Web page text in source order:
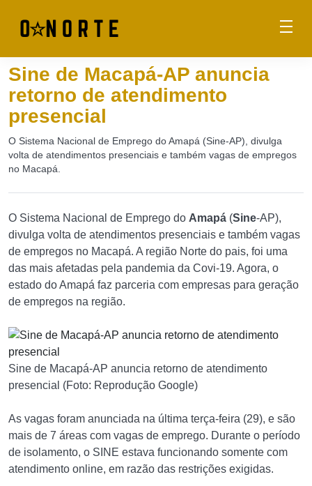
Sine de Macapá-AP anuncia
retorno de atendimento
presencial
O Sistema Nacional de Emprego do Amapá (Sine-AP), divulga
volta de atendimentos presenciais e também vagas de empregos
no Macapá.
O Sistema Nacional de Emprego do Amapá (Sine-AP),
divulga volta de atendimentos presenciais e também vagas
de empregos no Macapá. A região Norte do pais, foi uma
das mais afetadas pela pandemia da Covi-19. Agora, o
estado do Amapá faz parceria com empresas para geração
de empregos na região.
Sine de Macapá-AP anuncia retorno de atendimento
presencial (Foto: Reprodução Google)
As vagas foram anunciada na última terça-feira (29), e são
mais de 7 áreas com vagas de emprego. Durante o período
de isolamento, o SINE estava funcionando somente com
atendimento online, em razão das restrições exigidas.